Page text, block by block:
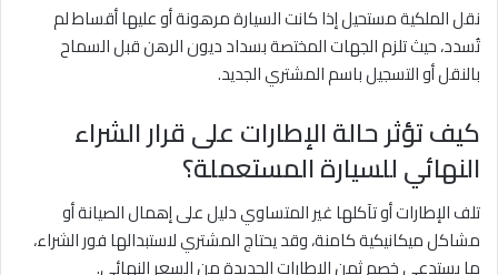
نقل الملكية مستحيل إذا كانت السيارة مرهونة أو عليها أقساط لم
تُسدد، حيث تلزم الجهات المختصة بسداد ديون الرهن قبل السماح
بالنقل أو التسجيل باسم المشتري الجديد.
كيف تؤثر حالة الإطارات على قرار الشراء
النهائي للسيارة المستعملة؟
تلف الإطارات أو تآكلها غير المتساوي دليل على إهمال الصيانة أو
مشاكل ميكانيكية كامنة، وقد يحتاج المشتري لاستبدالها فور الشراء،
ما يستدعي خصم ثمن الإطارات الجديدة من السعر النهائي.